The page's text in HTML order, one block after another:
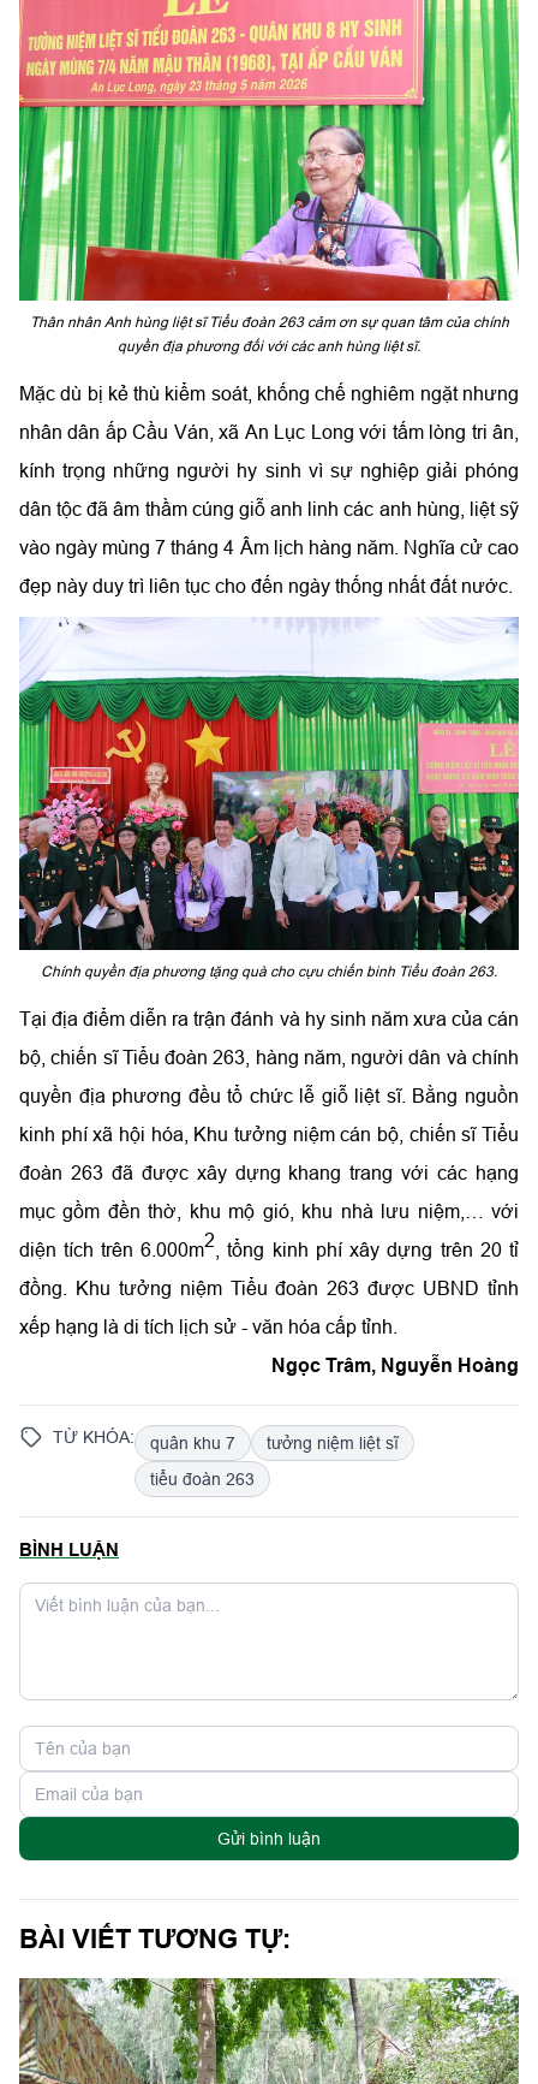
Thân nhân Anh hùng liệt sĩ Tiểu đoàn 263 cảm ơn sự quan tâm của chính
quyền địa phương đối với các anh hùng liệt sĩ.
Mặc dù bị kẻ thù kiểm soát, khống chế nghiêm ngặt nhưng
nhân dân ấp Cầu Ván, xã An Lục Long với tấm lòng tri ân,
kính trọng những người hy sinh vì sự nghiệp giải phóng
dân tộc đã âm thầm cúng giỗ anh linh các anh hùng, liệt sỹ
vào ngày mùng 7 tháng 4 Âm lịch hàng năm. Nghĩa cử cao
đẹp này duy trì liên tục cho đến ngày thống nhất đất nước.
Chính quyền địa phương tặng quà cho cựu chiến binh Tiểu đoàn 263.
Tại địa điểm diễn ra trận đánh và hy sinh năm xưa của cán
bộ, chiến sĩ Tiểu đoàn 263, hàng năm, người dân và chính
quyền địa phương đều tổ chức lễ giỗ liệt sĩ. Bằng nguồn
kinh phí xã hội hóa, Khu tưởng niệm cán bộ, chiến sĩ Tiểu
đoàn 263 đã được xây dựng khang trang với các hạng
mục gồm đền thờ, khu mộ gió, khu nhà lưu niệm,… với
diện tích trên 6.000m2 , tổng kinh phí xây dựng trên 20 tỉ
đồng. Khu tưởng niệm Tiểu đoàn 263 được UBND tỉnh
xếp hạng là di tích lịch sử - văn hóa cấp tỉnh.
Ngọc Trâm, Nguyễn Hoàng
TỪ KHÓA: quân khu 7
tưởng niệm liệt sĩ
tiểu đoàn 263
BÌNH LUẬN
Gửi bình luận
BÀI VIẾT TƯƠNG TỰ: